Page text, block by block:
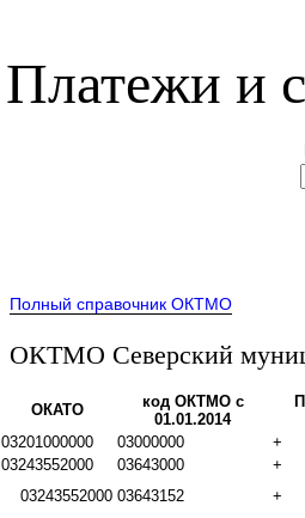
Платежи и
Полный справочник ОКТМО
ОКТМО Северский
ОКАТО
код ОКТМО с
01.01.2014
03201000000
03000000 +
03243552000
03643000 +
03243552000 03643152 +